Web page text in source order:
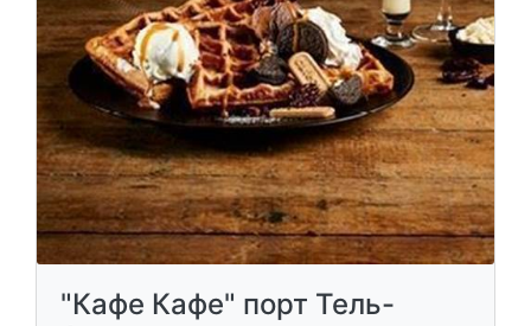
"Кафе Кафе" порт Тель-